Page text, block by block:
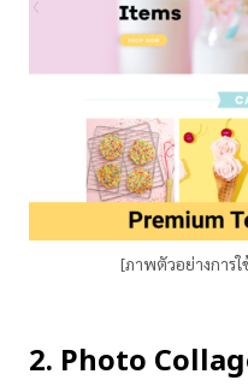
[ภาพตัวอย่างการใ
2. Photo